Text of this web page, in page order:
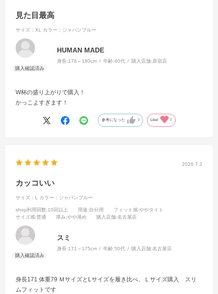
見た目最高
サイズ：XL カラー：ジャパンブルー
HUMAN MADE
身長:176～180cm 年齢:40代 購入店舗:原宿店
W杯の盛り上がりで購入！
かっこよすぎます！
参考になった 0 Like! 0
2026.7.2
カッコいい
サイズ：L カラー：ジャパンブルー
shop利用回数:10回以上 用途:自分用 フィット感:ややタイト
サイズ感:普通 厚み:やや薄め 購入店舗:名古屋店
スミ
身長:171～175cm 年齢:50代 購入店舗:名古屋店
身長171 体重79 ＭサイズとLサイズを履き比べ、Ｌサイズ購入 スリ
ムフィットです